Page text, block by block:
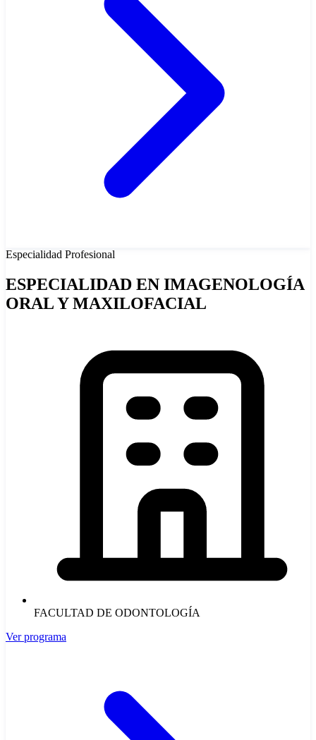
Especialidad Profesional
ESPECIALIDAD EN IMAGENOLOGÍA
ORAL Y MAXILOFACIAL
FACULTAD DE ODONTOLOGÍA
Ver programa